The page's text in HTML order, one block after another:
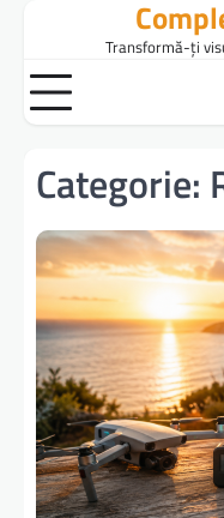
content
Transformă-ți
Categorie: